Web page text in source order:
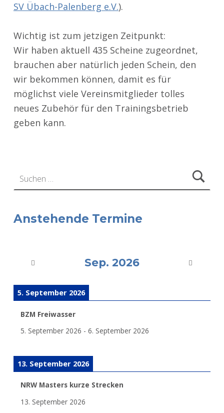
SV Übach-Palenberg e.V.).
Wichtig ist zum jetzigen Zeitpunkt:
Wir haben aktuell 435 Scheine zugeordnet,
brauchen aber natürlich jeden Schein, den
wir bekommen können, damit es für
möglichst viele Vereinsmitglieder tolles
neues Zubehör für den Trainingsbetrieb
geben kann.
Zurück zur Hauptnavigation springen
Anstehende Termine
Sep. 2026
5. September 2026
BZM Freiwasser
5. September 2026 - 6. September 2026
13. September 2026
NRW Masters kurze Strecken
13. September 2026